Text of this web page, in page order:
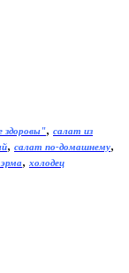
здоровы", салат из
, салат по-домашнему,
, холодец